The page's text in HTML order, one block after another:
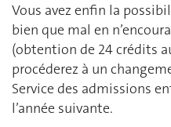
Vous avez enfin la
bien que mal en
(obtention de 24 crédits
procéderez à un
Service des admissions
l’année suivante.